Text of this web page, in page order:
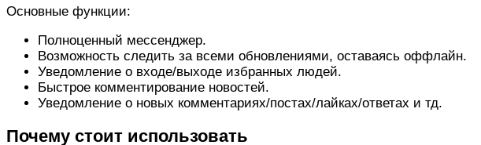
Основные функции:
Полноценный мессенджер.
Возможность следить за всеми обновлениями, оставаясь оффлайн.
Уведомление о входе/выходе избранных людей.
Быстрое комментирование новостей.
Уведомление о новых комментариях/постах/лайках/ответах и тд.
Почему стоит использовать